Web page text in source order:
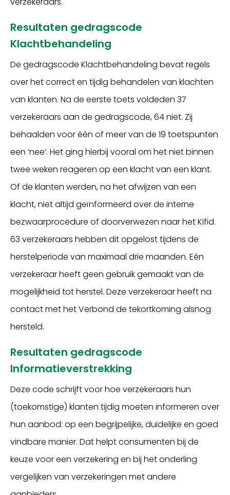
Resultaten gedragscode
Klachtbehandeling
De gedragscode Klachtbehandeling bevat regels
over het correct en tijdig behandelen van klachten
van klanten. Na de eerste toets voldeden 37
verzekeraars aan de gedragscode, 64 niet. Zij
behaalden voor één of meer van de 19 toetspunten
een ‘nee’. Het ging hierbij vooral om het niet binnen
twee weken reageren op een klacht van een klant.
Of de klanten werden, na het afwijzen van een
klacht, niet altijd geïnformeerd over de interne
bezwaarprocedure of doorverwezen naar het Kifid.
63 verzekeraars hebben dit opgelost tijdens de
herstelperiode van maximaal drie maanden. Eén
verzekeraar heeft geen gebruik gemaakt van de
mogelijkheid tot herstel. Deze verzekeraar heeft na
contact met het Verbond de tekortkoming alsnog
hersteld.
Resultaten gedragscode
Informatieverstrekking
Deze code schrijft voor hoe verzekeraars hun
(toekomstige) klanten tijdig moeten informeren over
hun aanbod: op een begrijpelijke, duidelijke en goed
vindbare manier. Dat helpt consumenten bij de
keuze voor een verzekering en bij het onderling
vergelijken van verzekeringen met andere